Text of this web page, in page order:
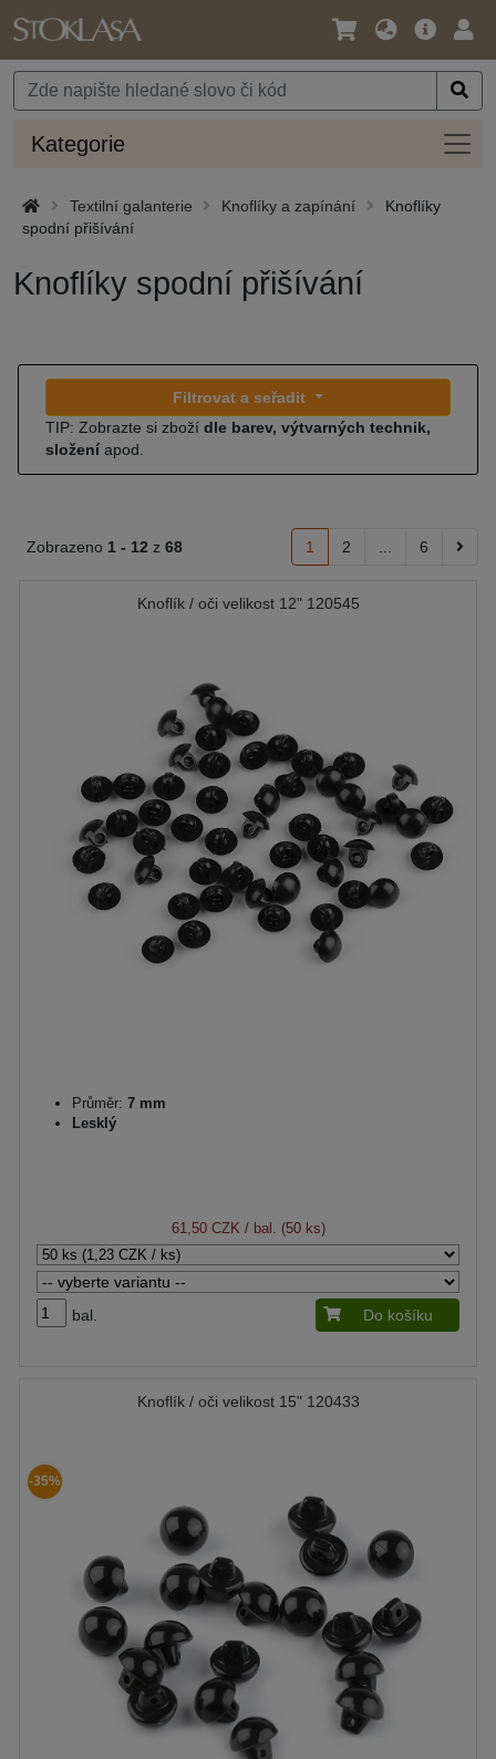
Jazyk
Měna
Hlavní
Kategorie
Textilní galanterie Knoflíky a zapínání
Knoflíky
spodní přišívání
Knoflíky spodní přišívání
Filtrovat a seřadit
TIP: Zobrazte si zboží dle barev, výtvarných technik,
složení apod.
Zobrazeno 1 - 12 z 68 1 2 6
Knoflík / oči velikost 12" 120545
Průměr: 7 mm
Lesklý
61,50 CZK / bal. (50 ks)
bal. Do košíku
Knoflík / oči velikost 15" 120433
-35%